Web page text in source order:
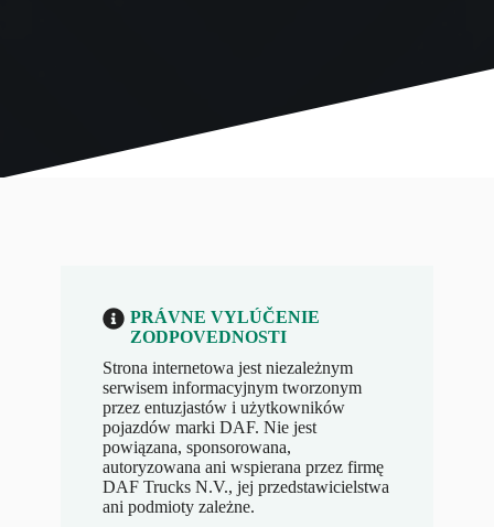
PRÁVNE VYLÚČENIE
ZODPOVEDNOSTI
Strona internetowa jest niezależnym
serwisem informacyjnym tworzonym
przez entuzjastów i użytkowników
pojazdów marki DAF. Nie jest
powiązana, sponsorowana,
autoryzowana ani wspierana przez firmę
DAF Trucks N.V., jej przedstawicielstwa
ani podmioty zależne.